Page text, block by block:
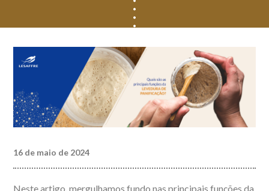
16 de maio de 2024
Neste artigo, mergulhamos fundo nas principais funções da